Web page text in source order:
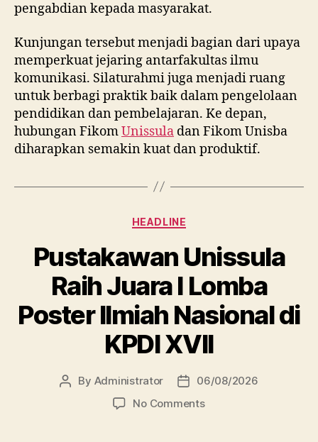
pengabdian kepada masyarakat.
Kunjungan tersebut menjadi bagian dari upaya
memperkuat jejaring antarfakultas ilmu
komunikasi. Silaturahmi juga menjadi ruang
untuk berbagi praktik baik dalam pengelolaan
pendidikan dan pembelajaran. Ke depan,
hubungan FikomUnissula dan Fikom Unisba
diharapkan semakin kuat dan produktif.
Categories
HEADLINE
Pustakawan Unissula
Raih Juara I Lomba
Poster Ilmiah Nasional di
KPDI XVII
Post
By Administrator
Post
date
06/08/2026
No Commentson